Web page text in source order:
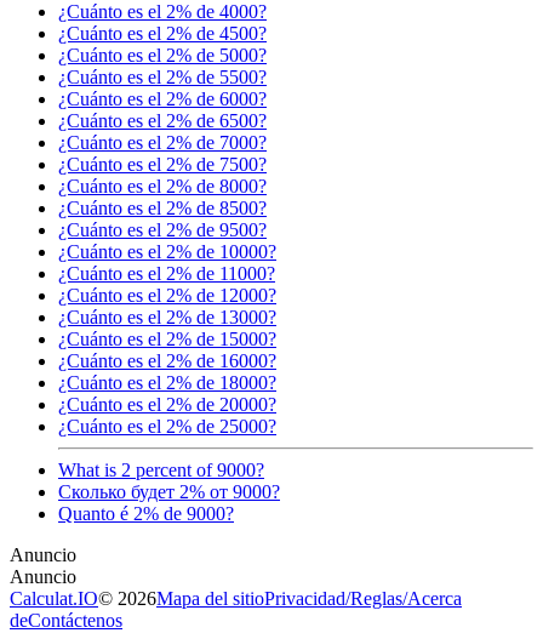
¿Cuánto es el 2% de 4000?
¿Cuánto es el 2% de 4500?
¿Cuánto es el 2% de 5000?
¿Cuánto es el 2% de 5500?
¿Cuánto es el 2% de 6000?
¿Cuánto es el 2% de 6500?
¿Cuánto es el 2% de 7000?
¿Cuánto es el 2% de 7500?
¿Cuánto es el 2% de 8000?
¿Cuánto es el 2% de 8500?
¿Cuánto es el 2% de 9500?
¿Cuánto es el 2% de 10000?
¿Cuánto es el 2% de 11000?
¿Cuánto es el 2% de 12000?
¿Cuánto es el 2% de 13000?
¿Cuánto es el 2% de 15000?
¿Cuánto es el 2% de 16000?
¿Cuánto es el 2% de 18000?
¿Cuánto es el 2% de 20000?
¿Cuánto es el 2% de 25000?
What is 2 percent of 9000?
Сколько будет 2% от 9000?
Quanto é 2% de 9000?
Calculat.IO© 2026Mapa del sitioPrivacidad/Reglas/Acerca
deContáctenos